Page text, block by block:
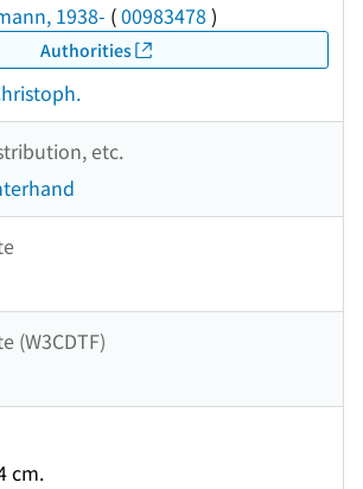
1938- (00983478 )
Authorities
etc.
(W3CDTF)
cm.